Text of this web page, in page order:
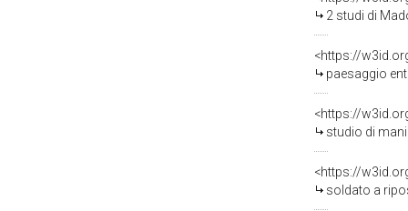
2 studi di
<https://
paesaggio entro
<https://
studio di mani e
<https://
soldato a riposo